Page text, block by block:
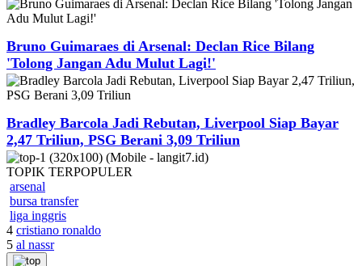
Bruno Guimaraes di Arsenal: Declan Rice Bilang
'Tolong Jangan Adu Mulut Lagi!'
Bradley Barcola Jadi Rebutan, Liverpool Siap Bayar
2,47 Triliun, PSG Berani 3,09 Triliun
TOPIK TERPOPULER
arsenal
bursa transfer
liga inggris
4 cristiano ronaldo
5 al nassr